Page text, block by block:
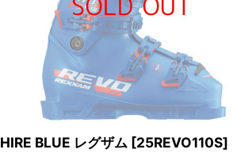
BLUE レグザム [25REVO110S]